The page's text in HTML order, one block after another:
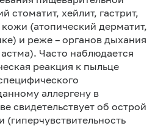
стоматит, хейлит, гастрит,
кожи (атопический дерматит,
и реже – органов дыхания
Часто наблюдается
реакция к пыльце
аллергену в
свидетельствует об острой
(гиперчувствительность